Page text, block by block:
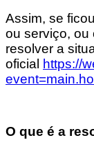
Assim, se
ou serviço, ou
resolver a
oficial https://
O que é a